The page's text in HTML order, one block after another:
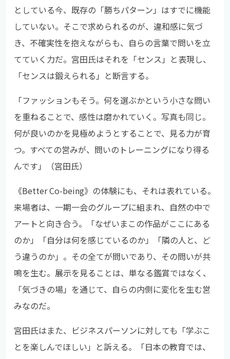
としている今、既存の「勝ちパターン」はすでに機能
していない。そこで求められるのが、違和感に気づ
き、不確実性を抱えながらも、自らの言葉で問いを立
てていく力だ。宮田氏はそれを「センス」と表現し、
「センスは鍛えられる」と断言する。
「ファッションもそう。何を選ぶかという小さな問い
を重ねることで、感性は磨かれていく。写真も同じ。
何が良いのかを見極めようとすることで、見る力が育
つ。すべての営みが、問いのトレーニングになり得る
んです」（宮田氏）
《Better Co-being》の体験にも、それは表れている。
来場者は、一期一会のグループに組まれ、自然の中で
アートと向き合う。「なぜいまこの作品がここにある
のか」「自分は何を感じているのか」「隣の人と、ど
う違うのか」。その全てが問いであり、その問いが共
鳴を生む。展示を見ることは、単なる鑑賞ではなく、
「気づきの場」を通じて、自らの内側に変化を生む営
みなのだ。
宮田氏はまた、ビジネスパーソンに対しても「学ぶこ
とを楽しんでほしい」と訴える。「日本の教育では、